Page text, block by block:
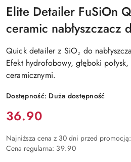
Elite Detailer FuSiOn
ceramic
Quick detailer z SiO₂ do
Efekt hydrofobowy, głęboki
ceramicznymi.
Dostępność: Duża dostępność
Cena:
36.90
Najniższa cena z 30 dni przed promocją:
Cena regularna: 39.90